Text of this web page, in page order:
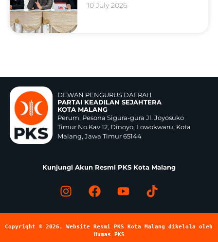
10 July 2026
DEWAN PENGURUS DAERAH
PARTAI KEADILAN SEJAHTERA
KOTA MALANG
Perum, Pesona Sigura-gura Jl. Joyosuko
Timur No.Kav 12, Dinoyo, Lowokwaru, Kota
Malang, Jawa Timur 65144
Kunjungi Akun Resmi PKS Kota Malang
Humas PKS